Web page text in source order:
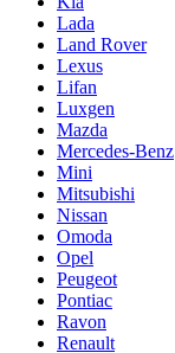
Lada
Land Rover
Lexus
Lifan
Luxgen
Mazda
Mercedes-Benz
Mini
Mitsubishi
Nissan
Omoda
Opel
Peugeot
Pontiac
Ravon
Renault